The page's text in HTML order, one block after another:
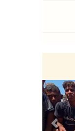
Previous